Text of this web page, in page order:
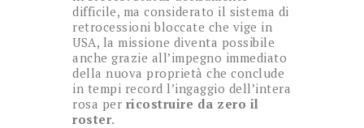
difficile, ma considerato il sistema di
retrocessioni bloccate che vige in
USA, la missione diventa possibile
anche grazie all’impegno immediato
della nuova proprietà che conclude
in tempi record l’ingaggio dell’intera
rosa per ricostruire da zero il
roster.